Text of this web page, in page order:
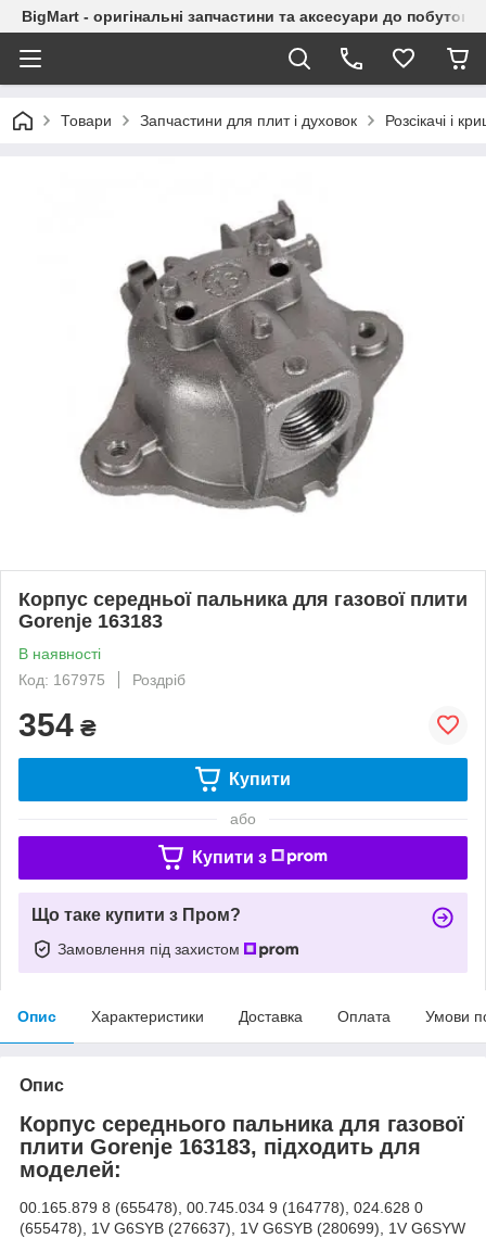
BigMart - оригінальні запчастини та аксесуари до побутової
Товари Запчастини для плит і духовок Розсікачі і
Корпус середньої пальника для газової плити
Gorenje 163183
В наявності
Код: 167975
Роздріб
354 ₴
Купити
або
Купити з
Що таке купити з Пром?
Замовлення під захистом
Опис Характеристики Доставка Оплата Умови
Опис
Корпус середнього пальника для газової
плити Gorenje 163183, підходить для
моделей:
00.165.879 8 (655478), 00.745.034 9 (164778), 024.628 0
(655478), 1V G6SYB (276637), 1V G6SYB (280699), 1V G6SYW